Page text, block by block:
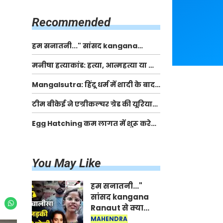
Recommended
हम सनातनी..." सांसद kangana
Ranaut से क्या बोली लड़की? Viral
Jantar-Mantar | CJP protest
मनीषा हत्याकांड: हत्या, आत्महत्या या कोई बड़ा राज?
| Full Story | Josh Haryana
Mangalsutra: हिंदू धर्म में शादी के बाद
मंगलसूत्र क्यों पहनती है महिलाएं, किसने
शुरु की ये परंपरा
टीम बीकेई ने एग्रीकल्चर ग्रेड की यूरिया
खाद गट्टों में बदलकर टेक्निकल ग्रेड में
बेचने वालों पर करवाई कार्रवाई:
Egg Hatching कम लागत में शुरू करे
You May Like
हम सनातनी..."
सांसद kangana
Ranaut से क्या
बोली लड़की? Viral
MAHENDRA